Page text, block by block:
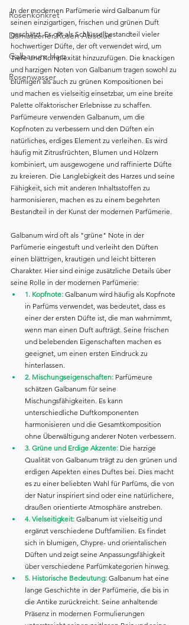
Rosenkonkret
Damaszener Rosen Absolue
Galbanum Harz
Rosenwasser
In der modernen Parfümerie wird Galbanum für
seinen einzigartigen, frischen und grünen Duft
geschätzt. Es gilt als Schlüsselbestandteil vieler
hochwertiger Düfte, der oft verwendet wird, um
Tiefe und Komplexität hinzuzufügen. Die knackigen
und harzigen Noten von Galbanum tragen sowohl zu
blumigen als auch zu grünen Kompositionen bei
und machen es vielseitig einsetzbar, um eine breite
Palette olfaktorischer Erlebnisse zu schaffen.
Parfümeure verwenden Galbanum, um die
Kopfnoten zu verbessern und den Düften ein
natürliches, erdiges Element zu verleihen. Es wird
häufig mit Zitrusfrüchten, Blumen und Hölzern
kombiniert, um ausgewogene und raffinierte Düfte
zu kreieren. Die Langlebigkeit des Harzes und seine
Fähigkeit, sich mit anderen Inhaltsstoffen zu
harmonisieren, machen es zu einem begehrten
Bestandteil in der Kunst der modernen Parfümerie.
Galbanum wird oft als "grüne" Note in der
Parfümerie eingestuft und verleiht den Düften
einen blättrigen, krautigen und leicht bitteren
Charakter. Hier sind einige zusätzliche Details über
seine Rolle in der modernen Parfümerie:
1. Kopfnote: Galbanum wird häufig als Kopfnote
in Parfüms verwendet, was bedeutet, dass es
einer der ersten Düfte ist, die man wahrnimmt,
wenn man einen Duft aufträgt. Seine frischen
und belebenden Eigenschaften machen es
geeignet, um einen ersten Eindruck zu
hinterlassen.
2. Mischungseigenschaften: Parfümeure
schätzen Galbanum für seine
Mischungsfähigkeiten. Es kann
unterschiedliche Duftkomponenten
harmonisieren und die Gesamtkomposition
ohne Überwältigung anderer Noten verbessern.
3. Grüne und Erdige Akzente: Die harzige
Qualität von Galbanum trägt zu den grünen und
erdigen Aspekten eines Duftes bei. Dies macht
es zu einer beliebten Wahl für Parfüms, die von
der Natur inspiriert sind oder eine natürlichere,
draußen orientierte Atmosphäre anstreben.
4. Vielseitigkeit: Galbanum ist vielseitig und
ergänzt verschiedene Duftfamilien. Es findet
sich in blumigen, Chypre- und orientalischen
Düften und zeigt seine Anpassungsfähigkeit
über verschiedene Parfümkategorien hinweg.
5. Historische Bedeutung: Galbanum hat eine
lange Geschichte in der Parfümerie, die bis in
die Antike zurückreicht. Seine anhaltende
Präsenz in modernen Formulierungen